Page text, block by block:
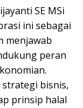
SE MSi
ini sebagai
menjawab
peran
bisnis,
prinsip halal